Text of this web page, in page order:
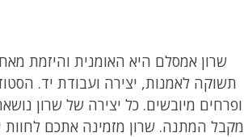
תשוקה לאמנות, יצירה ועבודת יד.
ופרחים מיובשים. כל יצירה של שרון
מקבל המתנה. שרון מזמינה אתכם